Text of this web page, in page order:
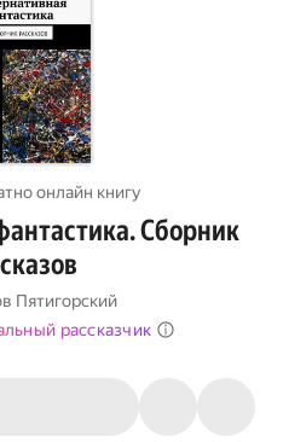
онлайн книгу
Сборник
Пятигорский
рассказчик